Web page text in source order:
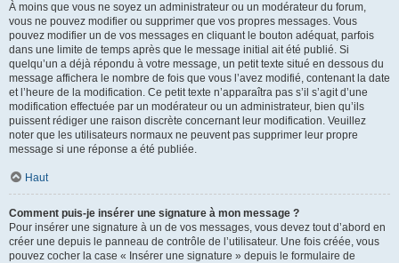
À moins que vous ne soyez un administrateur ou un modérateur du forum,
vous ne pouvez modifier ou supprimer que vos propres messages. Vous
pouvez modifier un de vos messages en cliquant le bouton adéquat, parfois
dans une limite de temps après que le message initial ait été publié. Si
quelqu’un a déjà répondu à votre message, un petit texte situé en dessous du
message affichera le nombre de fois que vous l’avez modifié, contenant la date
et l’heure de la modification. Ce petit texte n’apparaîtra pas s’il s’agit d’une
modification effectuée par un modérateur ou un administrateur, bien qu’ils
puissent rédiger une raison discrète concernant leur modification. Veuillez
noter que les utilisateurs normaux ne peuvent pas supprimer leur propre
message si une réponse a été publiée.
Haut
Comment puis-je insérer une signature à mon message ?
Pour insérer une signature à un de vos messages, vous devez tout d’abord en
créer une depuis le panneau de contrôle de l’utilisateur. Une fois créée, vous
pouvez cocher la case « Insérer une signature » depuis le formulaire de